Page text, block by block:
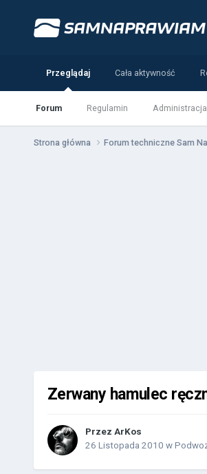
Przeglądaj
Forum Regulamin Administracja
Cała aktywność
Strona główna Forum techniczne Sam
Zerwany hamulec
Przez ArKos
26 Listopada 2010 w